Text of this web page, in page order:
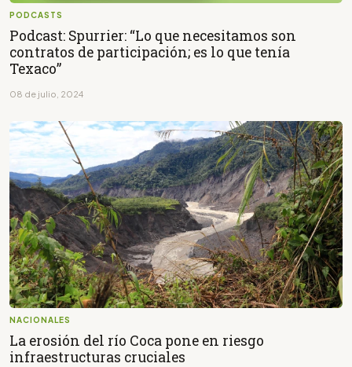
PODCASTS
Podcast: Spurrier: “Lo que necesitamos son
contratos de participación; es lo que tenía
Texaco”
08 de julio, 2024
NACIONALES
La erosión del río Coca pone en riesgo
infraestructuras cruciales